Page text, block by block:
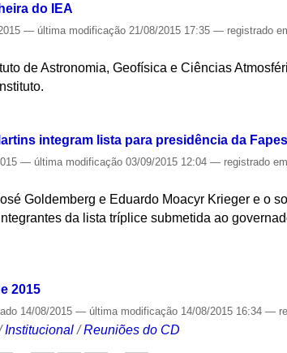
do IEA
— última modificação 21/08/2015 17:35— registrado
de Astronomia, Geofísica e Ciências
integram lista para presidência da
— última modificação 03/09/2015 12:04— registrado
Goldemberg e Eduardo Moacyr Krieger e o
da lista tríplice submetida ao
2015
14/08/2015— última modificação 14/08/2015 16:34—
Institucional /Reuniões do CD